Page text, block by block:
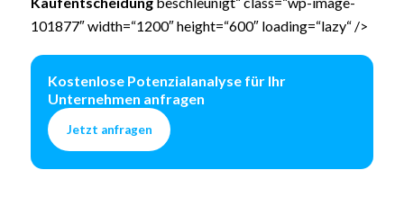
101877″ width=“1200″ height=“600″ loading=“lazy“ />
Kostenlose Potenzialanalyse für Ihr
Unternehmen anfragen
Jetzt anfragen